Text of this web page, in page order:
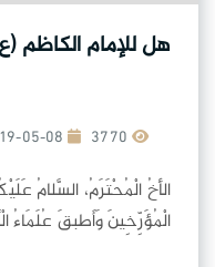
هل للإمام الكاظم
2019-05-08
الأخُ الْمُحْتَرَمُ، السَّلامُ
الْمُؤَرِّخِينَ وَأَطبقَ عُلَمَاءُ